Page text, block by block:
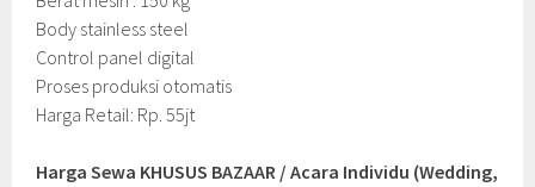
Body stainless steel
Control panel digital
Proses produksi otomatis
Harga Retail: Rp. 55jt
Harga Sewa KHUSUS BAZAAR / Acara Individu (Wedding,